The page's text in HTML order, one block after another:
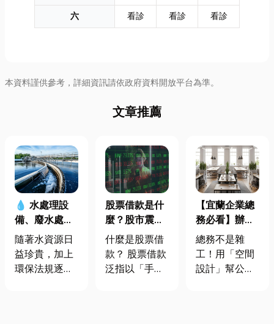
六
看診 看診 看診
本資料謹供參考，詳細資訊請依政府資料開放平台為準。
文章推薦
💧 水處理設
備、廢水處理
工程與回收水
工程完整解析
｜打造高效率
隨著水資源日
益珍貴，加上
環保法規逐漸
股票借款是什
麼？股市震盪|
股票借款、股
票質借、當鋪
借款完整比較
什麼是股票借
款？ 股票借款
泛指以「手中
【宜蘭企業總
務必看】辦公
室如何打造高
效能職場？從
辦公桌椅、系
總務不是雜
工！用「空間
設計」幫公司